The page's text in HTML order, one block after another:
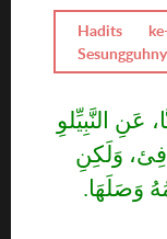
Hadits
عَنِ النَّبِيِّلوِ
وَلَكِنِ
وَصَلَهَا.